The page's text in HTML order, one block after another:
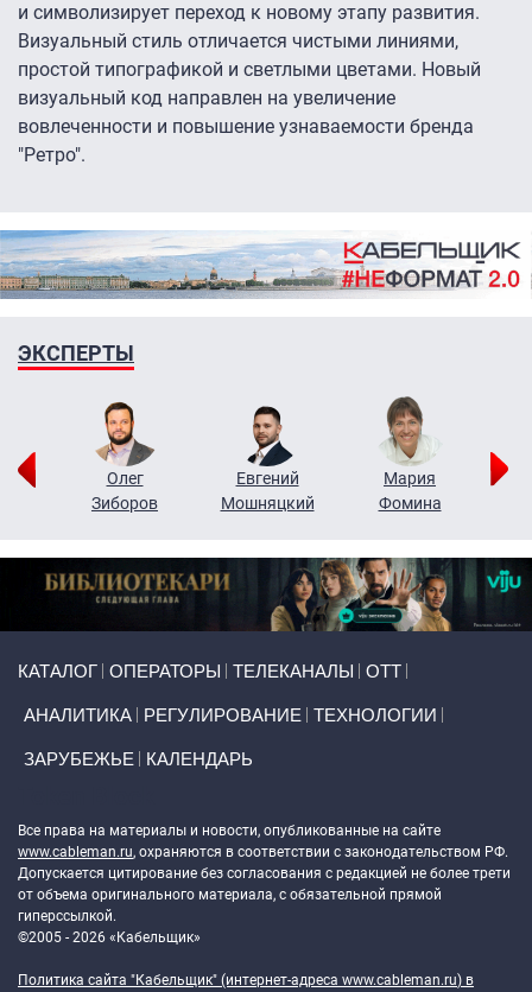
и символизирует переход к новому этапу развития.
Визуальный стиль отличается чистыми линиями,
простой типографикой и светлыми цветами. Новый
визуальный код направлен на увеличение
вовлеченности и повышение узнаваемости бренда
"Ретро".
ЭКСПЕРТЫ
Олег
Зиборов
Евгений
Мошняцкий
Мария
Фомина
КАТАЛОГ ОПЕРАТОРЫ ТЕЛЕКАНАЛЫ ОТТ
АНАЛИТИКА РЕГУЛИРОВАНИЕ ТЕХНОЛОГИИ
ЗАРУБЕЖЬЕ КАЛЕНДАРЬ
Все права на материалы и новости, опубликованные на сайте
www.cableman.ru, охраняются в соответствии с законодательством РФ.
Допускается цитирование без согласования с редакцией не более трети
от объема оригинального материала, с обязательной прямой
гиперссылкой.
©2005 - 2026 «Кабельщик»
Политика сайта "Кабельщик" (интернет-адреса www.cableman.ru) в